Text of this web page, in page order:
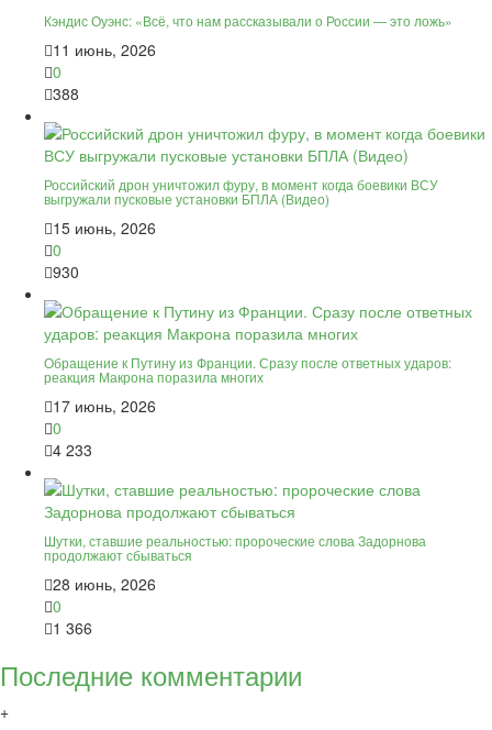
Кэндис Оуэнс: «Всё, что нам рассказывали о России — это ложь»
11 июнь, 2026
0
388
Российский дрон уничтожил фуру, в момент когда боевики ВСУ
выгружали пусковые установки БПЛА (Видео)
15 июнь, 2026
0
930
Обращение к Путину из Франции. Сразу после ответных ударов:
реакция Макрона поразила многих
17 июнь, 2026
0
4 233
Шутки, ставшие реальностью: пророческие слова Задорнова
продолжают сбываться
28 июнь, 2026
0
1 366
Последние комментарии
+